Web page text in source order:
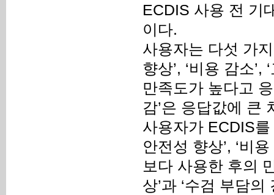
ECDIS 사용 전 기
이다.
사용자는 다섯 가
향상’, ‘비용 감소’,
만족도가 높다고
감’은 응답값에 큰
사용자가 ECDIS
안전성 향상’, ‘비
보다 사용한 후의
상’과 ‘수검 부담